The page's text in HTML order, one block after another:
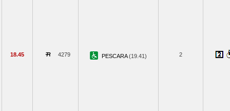
18.45 4279 PESCARA(19.41) 2